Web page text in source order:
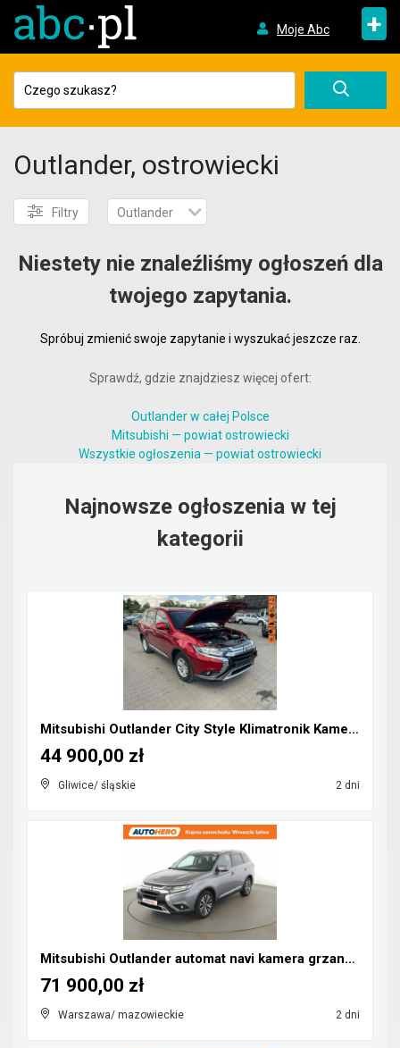
Moje Abc +
Outlander, ostrowiecki
Filtry Outlander
Niestety nie znaleźliśmy ogłoszeń dla
twojego zapytania.
Spróbuj zmienić swoje zapytanie i wyszukać jeszcze raz.
Sprawdź, gdzie znajdziesz więcej ofert:
Outlander w całej Polsce
Mitsubishi — powiat ostrowiecki
Wszystkie ogłoszenia — powiat ostrowiecki
Najnowsze ogłoszenia w tej
kategorii
Mitsubishi Outlander City Style Klimatronik Kamera...
Gliwice/ śląskie 2 dni
44 900,00 zł
Mitsubishi Outlander automat navi kamera grzane fo...
Warszawa/ mazowieckie 2 dni
71 900,00 zł